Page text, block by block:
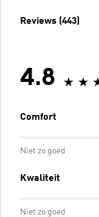
Reviews (443)
4.8
Comfort
Niet zo goed
Kwaliteit
Niet zo goed